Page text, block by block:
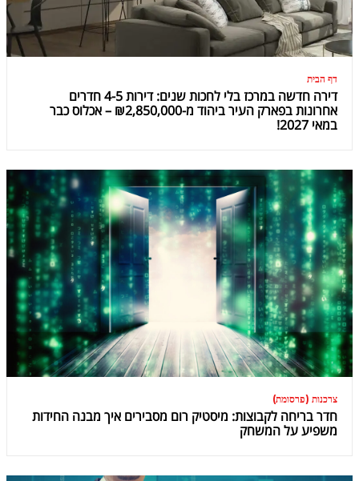
דף הבית
דירה חדשה במרכז בלי לחכות שנים: דירות 4-5 חדרים
אחרונות בפארק העיר ביהוד מ-₪2,850,000 – אכלוס כבר
במאי 2027!
צרכנות (פרסומת)
חדר בריחה לקבוצות: מיסטיק רום מסבירים איך מבנה החידות
משפיע על המשחק